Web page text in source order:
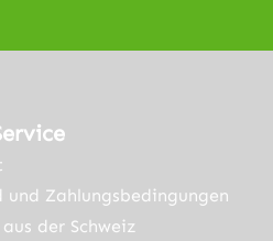
X, Bosch
21
X, Bosch
33
X, Bosch
AEG,
und Zahlungsbedingungen
der Schweiz